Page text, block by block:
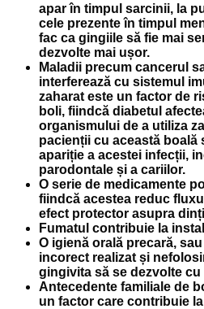
apar în timpul sarcinii, la
cele prezente în timpul
fac ca gingiile să fie mai
dezvolte mai ușor.
Maladii precum cancerul
interferează cu sistemul
zaharat este un factor de
boli, fiindcă diabetul
organismului de a utiliza
pacienții cu această boală
apariție a acestei infecții,
parodontale și a cariilor.
O serie de medicamente
fiindcă acestea reduc
efect protector asupra
Fumatul contribuie la
O igienă orală precară,
incorect realizat și
gingivita să se dezvolte
Antecedente familiale de
un factor care contribuie